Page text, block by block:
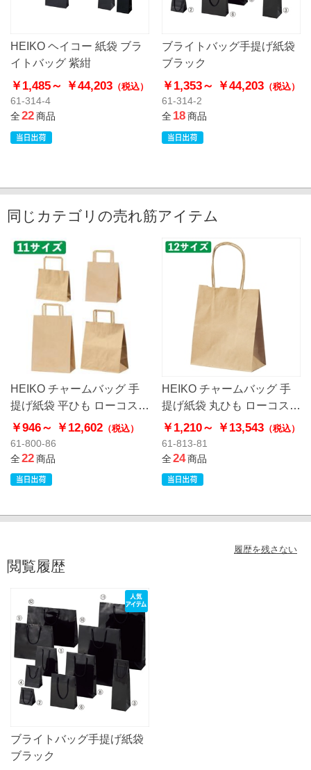
HEIKO ヘイコー 紙袋 ブラ
イトバッグ 紫紺
￥1,485～ ￥44,203 （税込）
61-314-4
全22商品
ブライトバッグ手提げ紙袋
ブラック
￥1,353～ ￥44,203（税込）
61-314-2
全18商品
同じカテゴリの売れ筋アイテム
HEIKO チャームバッグ 手
提げ紙袋 平ひも ローコスト
タイプ 茶無地
￥946～ ￥12,602 （税込）
61-800-86
全22商品
HEIKO チャームバッグ 手
提げ紙袋 丸ひも ローコスト
タイプ 茶無地
￥1,210～ ￥13,543（税込）
61-813-81
全24商品
履歴を残さない
閲覧履歴
ブライトバッグ手提げ紙袋
ブラック